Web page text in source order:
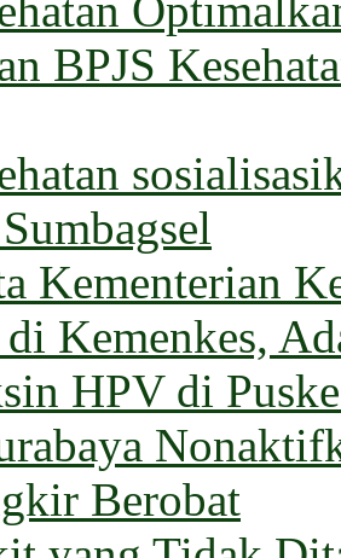
BPJS
Kementerian
Kemenkes,
HPV di
Berobat